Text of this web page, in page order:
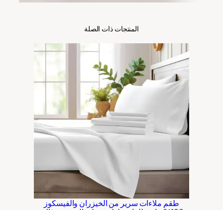
المنتجات ذات الصلة
طقم ملاءات سرير من الخيزران والفيسكوز